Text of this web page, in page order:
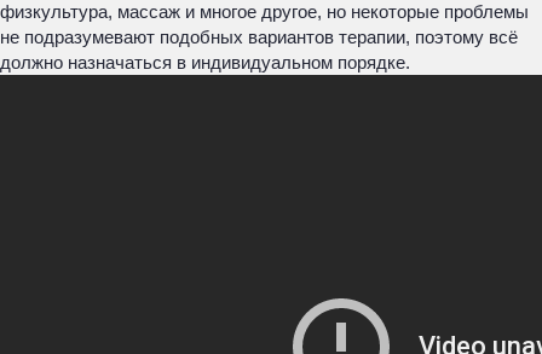
физкультура, массаж и многое другое, но некоторые проблемы
не подразумевают подобных вариантов терапии, поэтому всё
должно назначаться в индивидуальном порядке.